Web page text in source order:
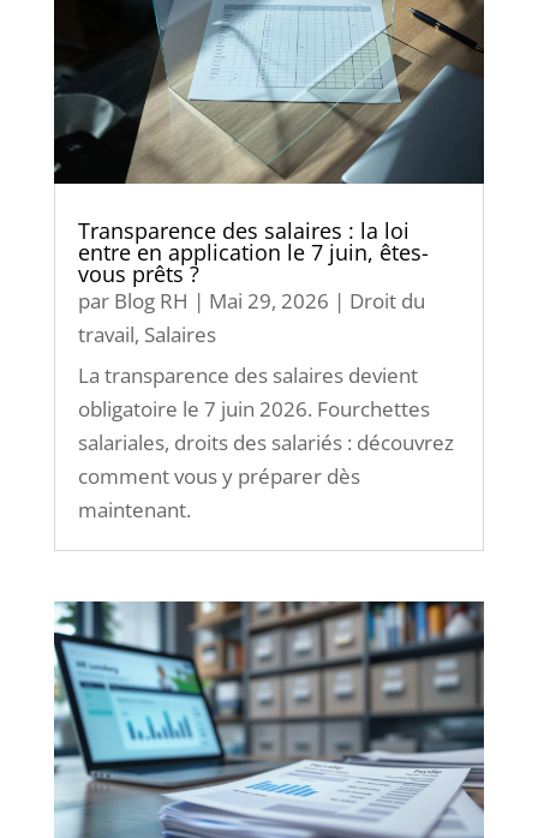
Transparence des salaires : la loi
entre en application le 7 juin, êtes-
vous prêts ?
par Blog RH | Mai 29, 2026 | Droit du
travail, Salaires
La transparence des salaires devient
obligatoire le 7 juin 2026. Fourchettes
salariales, droits des salariés : découvrez
comment vous y préparer dès
maintenant.